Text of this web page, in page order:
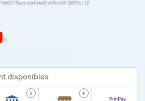
| Taux d‘intérêt effectif: 9.90% | 12
disponibles
i i